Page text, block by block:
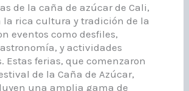
de la caña de azúcar de Cali,
la rica cultura y tradición de la
eventos como desfiles,
y actividades
Estas ferias, que comenzaron
de la Caña de Azúcar,
una amplia gama de